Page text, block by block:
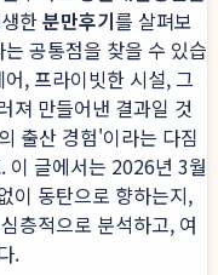
한분만후기를 살펴보
공통점을 찾을 수 있습
, 프라이빗한 시설, 그
져 만들어낸 결과일 것
출산 경험'이라는 다짐
이 글에서는 2026년 3월
이 동탄으로 향하는지,
층적으로 분석하고, 여
.